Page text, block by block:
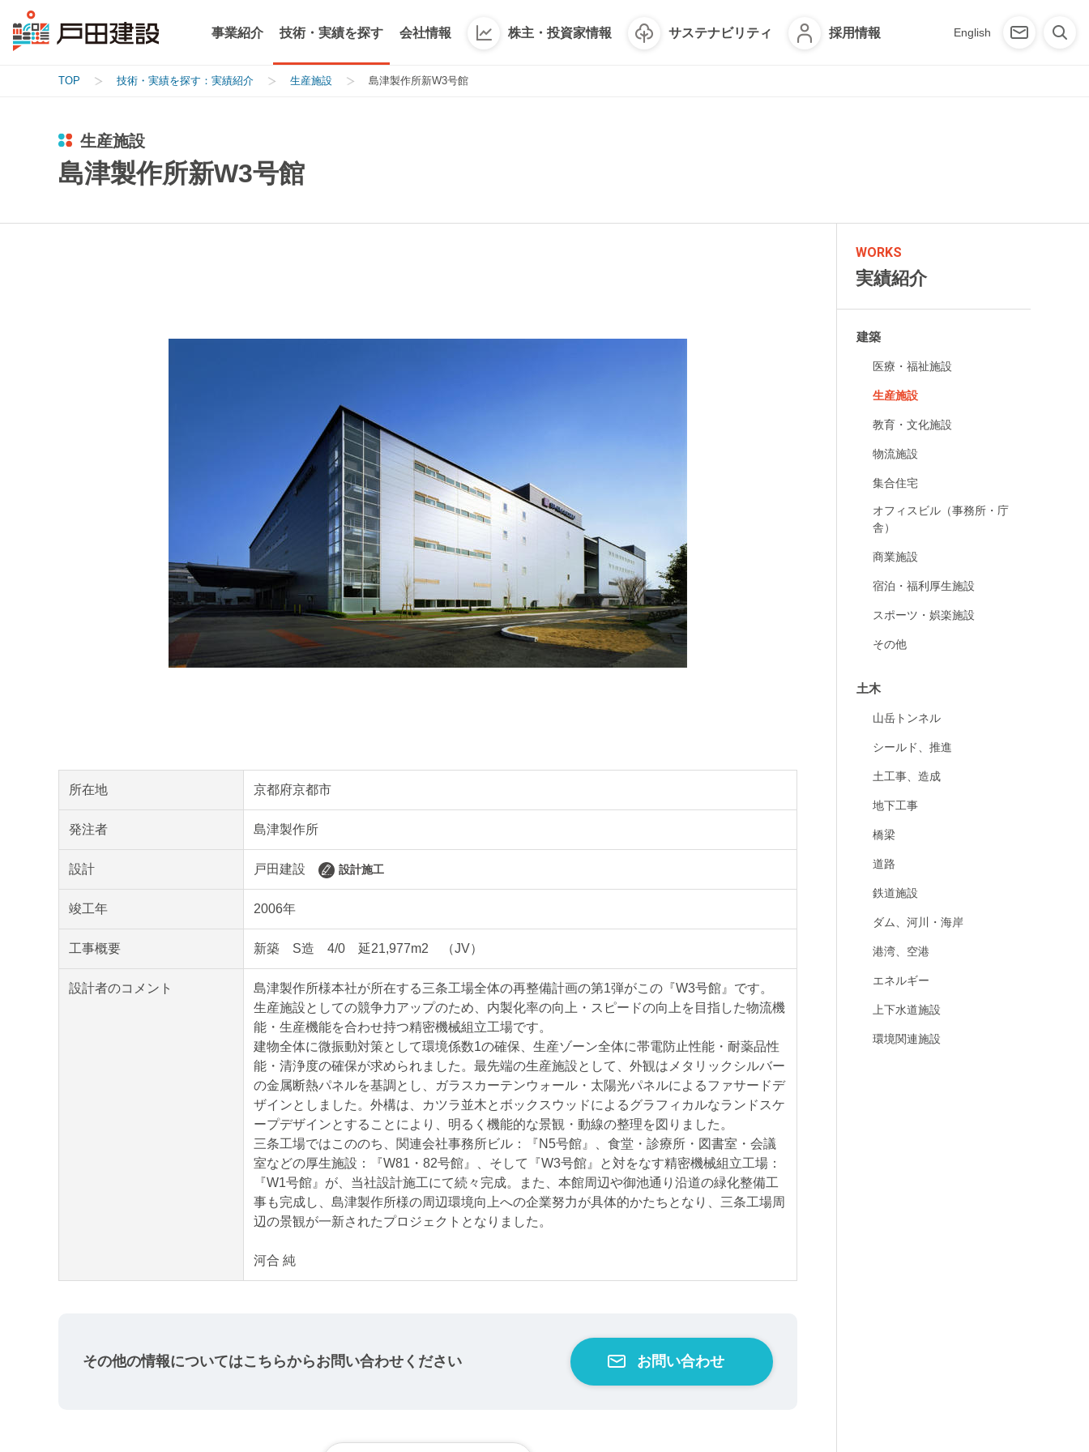
事業紹介 技術・実績を探す 会社情報 株主・投資家情報 サステナビリティ 採用情報 English
TOP 技術・実績を探す：実績紹介 生産施設 島津製作所新W3号館
生産施設
島津製作所新W3号館
WORKS
実績紹介
建築
医療・福祉施設
生産施設
教育・文化施設
物流施設
集合住宅
オフィスビル（事務所・庁
舎）
商業施設
宿泊・福利厚生施設
スポーツ・娯楽施設
その他
土木
山岳トンネル
シールド、推進
土工事、造成
地下工事
橋梁
道路
鉄道施設
ダム、河川・海岸
港湾、空港
エネルギー
上下水道施設
環境関連施設
所在地 京都府京都市
発注者 島津製作所
設計 戸田建設 設計施工
竣工年 2006年
工事概要 新築 S造 4/0 延21,977m2 （JV）
設計者のコメント
島津製作所様本社が所在する三条工場全体の再整備計画の第1弾がこの『W3号館』です。
生産施設としての競争力アップのため、内製化率の向上・スピードの向上を目指した物流機
能・生産機能を合わせ持つ精密機械組立工場です。
建物全体に微振動対策として環境係数1の確保、生産ゾーン全体に帯電防止性能・耐薬品性
能・清浄度の確保が求められました。最先端の生産施設として、外観はメタリックシルバー
の金属断熱パネルを基調とし、ガラスカーテンウォール・太陽光パネルによるファサードデ
ザインとしました。外構は、カツラ並木とボックスウッドによるグラフィカルなランドスケ
ープデザインとすることにより、明るく機能的な景観・動線の整理を図りました。
三条工場ではこののち、関連会社事務所ビル：『N5号館』、食堂・診療所・図書室・会議
室などの厚生施設：『W81・82号館』、そして『W3号館』と対をなす精密機械組立工場：
『W1号館』が、当社設計施工にて続々完成。また、本館周辺や御池通り沿道の緑化整備工
事も完成し、島津製作所様の周辺環境向上への企業努力が具体的かたちとなり、三条工場周
辺の景観が一新されたプロジェクトとなりました。
河合 純
その他の情報についてはこちらからお問い合わせください お問い合わせ